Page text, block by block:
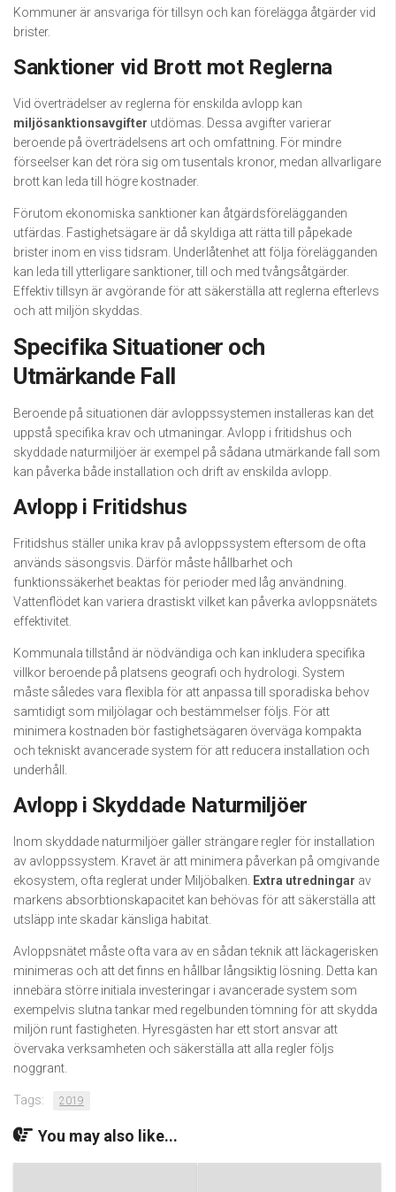
Kommuner är ansvariga för tillsyn och kan förelägga åtgärder vid
brister.
Sanktioner vid Brott mot Reglerna
Vid överträdelser av reglerna för enskilda avlopp kan
miljösanktionsavgifter utdömas. Dessa avgifter varierar
beroende på överträdelsens art och omfattning. För mindre
förseelser kan det röra sig om tusentals kronor, medan allvarligare
brott kan leda till högre kostnader.
Förutom ekonomiska sanktioner kan åtgärdsförelägganden
utfärdas. Fastighetsägare är då skyldiga att rätta till påpekade
brister inom en viss tidsram. Underlåtenhet att följa förelägganden
kan leda till ytterligare sanktioner, till och med tvångsåtgärder.
Effektiv tillsyn är avgörande för att säkerställa att reglerna efterlevs
och att miljön skyddas.
Specifika Situationer och
Utmärkande Fall
Beroende på situationen där avloppssystemen installeras kan det
uppstå specifika krav och utmaningar. Avlopp i fritidshus och
skyddade naturmiljöer är exempel på sådana utmärkande fall som
kan påverka både installation och drift av enskilda avlopp.
Avlopp i Fritidshus
Fritidshus ställer unika krav på avloppssystem eftersom de ofta
används säsongsvis. Därför måste hållbarhet och
funktionssäkerhet beaktas för perioder med låg användning.
Vattenflödet kan variera drastiskt vilket kan påverka avloppsnätets
effektivitet.
Kommunala tillstånd är nödvändiga och kan inkludera specifika
villkor beroende på platsens geografi och hydrologi. System
måste således vara flexibla för att anpassa till sporadiska behov
samtidigt som miljölagar och bestämmelser följs. För att
minimera kostnaden bör fastighetsägaren överväga kompakta
och tekniskt avancerade system för att reducera installation och
underhåll.
Avlopp i Skyddade Naturmiljöer
Inom skyddade naturmiljöer gäller strängare regler för installation
av avloppssystem. Kravet är att minimera påverkan på omgivande
ekosystem, ofta reglerat under Miljöbalken. Extra utredningar av
markens absorbtionskapacitet kan behövas för att säkerställa att
utsläpp inte skadar känsliga habitat.
Avloppsnätet måste ofta vara av en sådan teknik att läckagerisken
minimeras och att det finns en hållbar långsiktig lösning. Detta kan
innebära större initiala investeringar i avancerade system som
exempelvis slutna tankar med regelbunden tömning för att skydda
miljön runt fastigheten. Hyresgästen har ett stort ansvar att
övervaka verksamheten och säkerställa att alla regler följs
noggrant.
Tags: 2019
You may also like...